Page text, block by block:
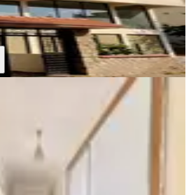
Boğaziçi Mahallesi
Boğaziçi Mahallesi
·04.08.2026